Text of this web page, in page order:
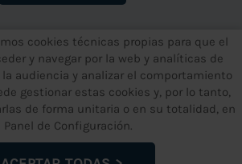
cookies técnicas propias para que el
y navegar por la web y analíticas de
audiencia y analizar el comportamiento
gestionar estas cookies y, por lo tanto,
de forma unitaria o en su totalidad, en
Panel de Configuración.
ÁREAS
Limpieza Industrial
Pharma
Oil & Gas